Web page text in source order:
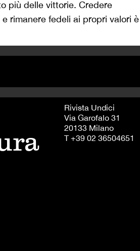
più delle vittorie. Credere
rimanere fedeli ai propri valori è
Rivista Undici
Via Garofalo 31
20133 Milano
T +39 02 36504651